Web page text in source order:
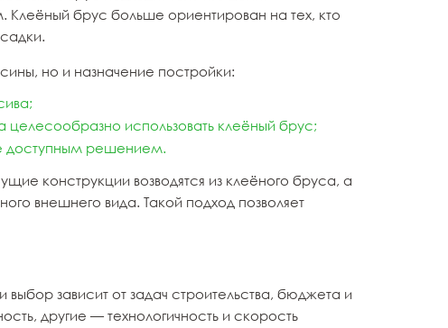
Клеёный брус больше ориентирован на тех, кто
но и назначение постройки:
целесообразно использовать клеёный брус;
доступным решением.
конструкции возводятся из клеёного бруса, а
внешнего вида. Такой подход позволяет
зависит от задач строительства, бюджета и
другие — технологичность и скорость